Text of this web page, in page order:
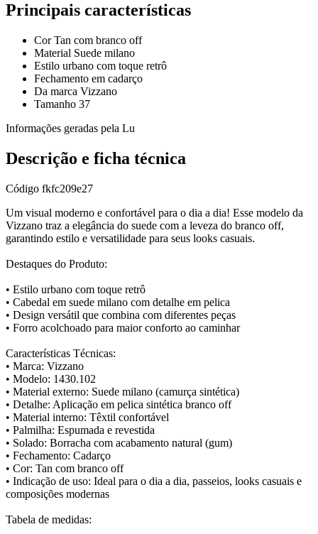
Principais características
Cor Tan com branco off
Material Suede milano
Estilo urbano com toque retrô
Fechamento em cadarço
Da marca Vizzano
Tamanho 37
Informações geradas pela Lu
Descrição e ficha técnica
Código fkfc209e27
Um visual moderno e confortável para o dia a dia! Esse modelo da
Vizzano traz a elegância do suede com a leveza do branco off,
garantindo estilo e versatilidade para seus looks casuais.
Destaques do Produto:
• Estilo urbano com toque retrô
• Cabedal em suede milano com detalhe em pelica
• Design versátil que combina com diferentes peças
• Forro acolchoado para maior conforto ao caminhar
Características Técnicas:
• Marca: Vizzano
• Modelo: 1430.102
• Material externo: Suede milano (camurça sintética)
• Detalhe: Aplicação em pelica sintética branco off
• Material interno: Têxtil confortável
• Palmilha: Espumada e revestida
• Solado: Borracha com acabamento natural (gum)
• Fechamento: Cadarço
• Cor: Tan com branco off
• Indicação de uso: Ideal para o dia a dia, passeios, looks casuais e
composições modernas
Tabela de medidas: